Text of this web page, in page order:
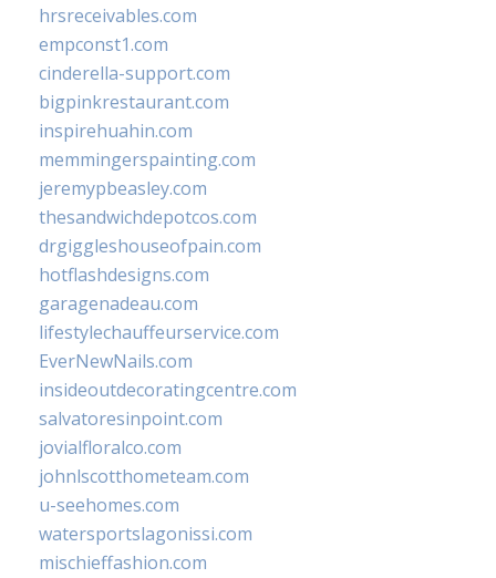
hrsreceivables.com
empconst1.com
cinderella-support.com
bigpinkrestaurant.com
inspirehuahin.com
memmingerspainting.com
jeremypbeasley.com
thesandwichdepotcos.com
drgiggleshouseofpain.com
hotflashdesigns.com
garagenadeau.com
lifestylechauffeurservice.com
EverNewNails.com
insideoutdecoratingcentre.com
salvatoresinpoint.com
jovialfloralco.com
johnlscotthometeam.com
u-seehomes.com
watersportslagonissi.com
mischieffashion.com